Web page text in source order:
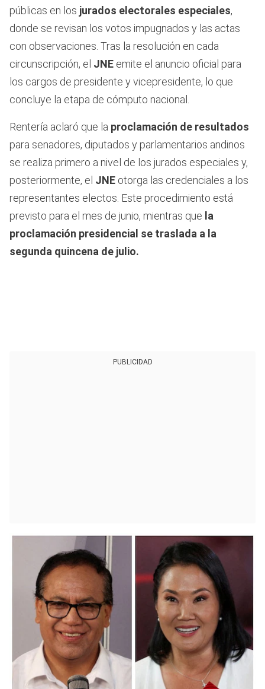
públicas en los jurados electorales especiales,
donde se revisan los votos impugnados y las actas
con observaciones. Tras la resolución en cada
circunscripción, el JNE emite el anuncio oficial para
los cargos de presidente y vicepresidente, lo que
concluye la etapa de cómputo nacional.
Rentería aclaró que la proclamación de resultados
para senadores, diputados y parlamentarios andinos
se realiza primero a nivel de los jurados especiales y,
posteriormente, el JNE otorga las credenciales a los
representantes electos. Este procedimiento está
previsto para el mes de junio, mientras que la
proclamación presidencial se traslada a la
segunda quincena de julio.
PUBLICIDAD